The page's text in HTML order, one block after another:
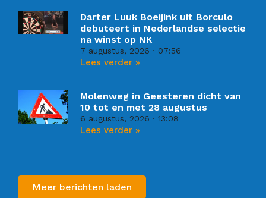
Darter Luuk Boeijink uit Borculo
debuteert in Nederlandse selectie
na winst op NK
7 augustus, 2026 07:56
Lees verder »
Molenweg in Geesteren dicht van
10 tot en met 28 augustus
6 augustus, 2026 13:08
Lees verder »
Meer berichten laden